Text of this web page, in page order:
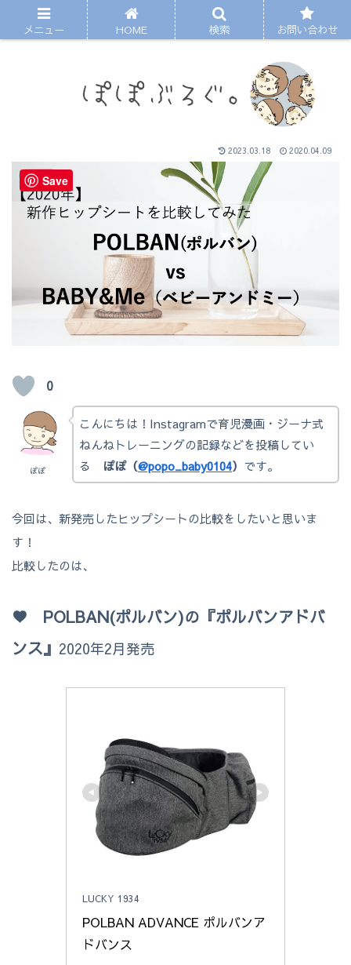
2023.03.18 2020.04.09
くらし
0
ぽぽ
こんにちは！Instagramで育児漫画・ジーナ式
ねんねトレーニングの記録などを投稿してい
る
ぽぽ（@popo_baby0104） です。
今回は、新発売したヒップシートの比較をしたいと思いま
す！
比較したのは、
♥ POLBAN(ポルバン)の『ポルバンアドバ
ンス』 2020年2月発売
LUCKY 1934
POLBAN ADVANCE ポルバンア
ドバンス
メニュー HOME 検索 お問い合わせ
Save